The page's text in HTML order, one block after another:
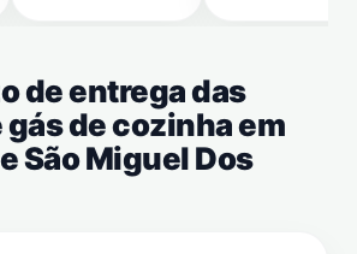
de entrega das
de cozinha em
São Miguel Dos